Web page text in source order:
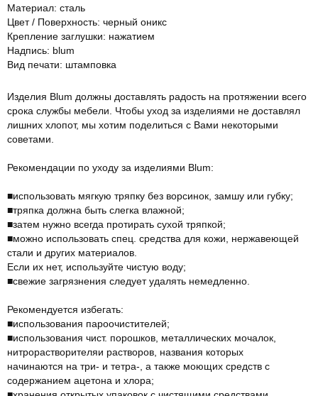
Maтeриaл: сталь
Цвет / Поверхность: черный оникс
Крепление заглушки: нажатием
Надпись: blum
Вид печати: штамповка
Изделия Blum должны доставлять радость на протяжении всего
срока службы мебели. Чтобы уход за изделиями не доставлял
лишних хлопот, мы хотим поделиться с Вами некоторыми
советами.
Рекомендации по уходу за изделиями Blum:
■использовать мягкую тряпку без ворсинок, замшу или губку;
■тряпка должна быть слегка влажной;
■затем нужно всегда протирать сухой тряпкой;
■можно использовать спец. средства для кожи, нержавеющей
стали и других материалов.
Если их нет, используйте чистую воду;
■свежие загрязнения следует удалять немедленно.
Рекомендуется избегать:
■использования пароочистителей;
■использования чист. порошков, металлических мочалок,
нитрорастворителяи растворов, названия которых
начинаются на три- и тетра-, а также моющих средств с
содержанием ацетона и хлора;